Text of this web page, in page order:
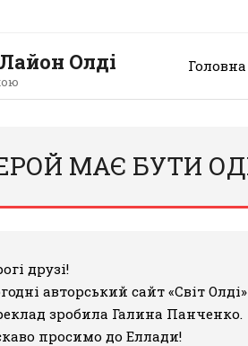
Олді Головна
МАЄ БУТИ
друзі!
авторський сайт «Світ
зробила Галина Панченко.
просимо до Еллади!